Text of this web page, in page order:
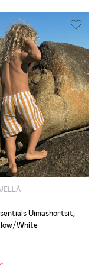
Uimashortsit,
White